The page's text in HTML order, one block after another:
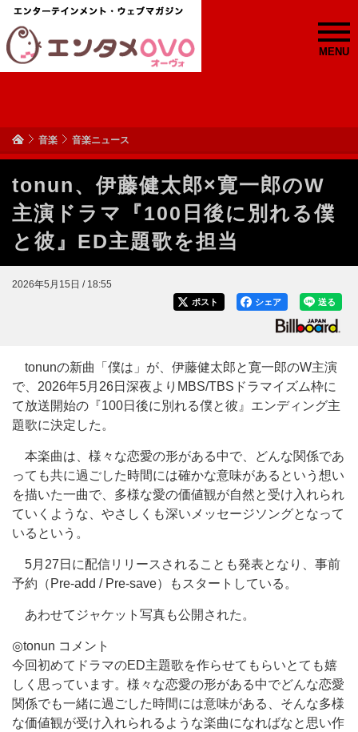
MENU
音楽 音楽ニュース
tonun、伊藤健太郎×寛一郎のW
主演ドラマ『100日後に別れる僕
と彼』ED主題歌を担当
2026年5月15日 / 18:55
送る
シェア
ポスト
tonunの新曲「僕は」が、伊藤健太郎と寛一郎のW主演
で、2026年5月26日深夜よりMBS/TBSドラマイズム枠に
て放送開始の『100日後に別れる僕と彼』エンディング主
題歌に決定した。
本楽曲は、様々な恋愛の形がある中で、どんな関係であ
っても共に過ごした時間には確かな意味があるという想い
を描いた一曲で、多様な愛の価値観が自然と受け入れられ
ていくような、やさしくも深いメッセージソングとなって
いるという。
5月27日に配信リリースされることも発表となり、事前
予約（Pre-add / Pre-save）もスタートしている。
あわせてジャケット写真も公開された。
◎tonun コメント
今回初めてドラマのED主題歌を作らせてもらいとても嬉
しく思っています。様々な恋愛の形がある中でどんな恋愛
関係でも一緒に過ごした時間には意味がある、そんな多様
な価値観が受け入れられるような楽曲になればなと思い作